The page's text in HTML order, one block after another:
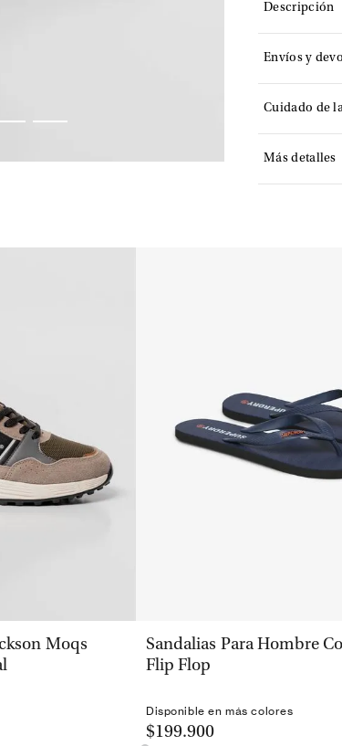
Descripción
Envíos y
Cuidado de
Más detalles
Moqs
VISTA RÁPIDA
Sandalias Para Hombre
Flip Flop
Disponible en más colores
$199.900